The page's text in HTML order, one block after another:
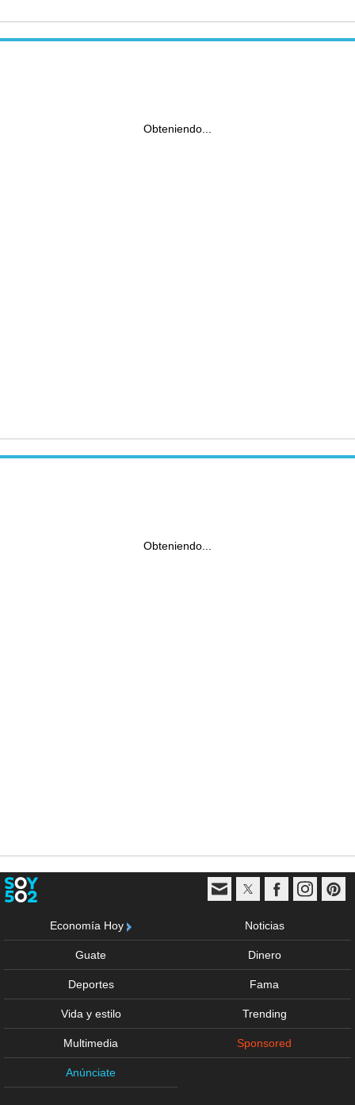
Obteniendo...
Obteniendo...
Economía Hoy Noticias
Guate Dinero
Deportes Fama
Vida y estilo Trending
Multimedia Sponsored
Anúnciate